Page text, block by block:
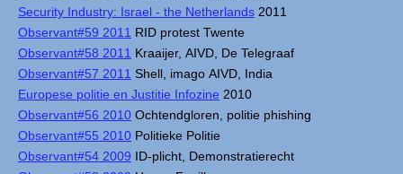
Security Industry: Israel - the Netherlands 2011
Observant#59 2011 RID protest Twente
Observant#58 2011 Kraaijer, AIVD, De Telegraaf
Observant#57 2011 Shell, imago AIVD, India
Europese politie en Justitie Infozine 2010
Observant#56 2010 Ochtendgloren, politie phishing
Observant#55 2010 Politieke Politie
Observant#54 2009 ID-plicht, Demonstratierecht